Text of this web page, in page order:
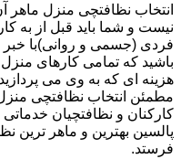
انتخاب نظافتچی منزل
نیست و شما باید قبل از به
فردی (جسمی و روانی)با خبر
باشید که تمامی کارهای
هزینه ای که به وی می
مطمئن انتخاب نظافتچی
کارکنان و نظافتچیان
پالسین بهترین و ماهر ترین
فرستد.